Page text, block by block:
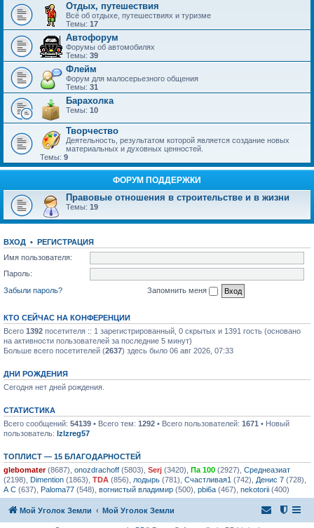
Отдых, путешествия
Всё об отдыхе, путешествиях и туризме
Темы: 17
Автофорум
Форумы об автомобилях
Темы: 39
Флейм
Форум для малосерьезного общения
Темы: 31
Барахолка
Темы: 10
Творчество
Деятельность, результатом которой является создание новых
материальных и духовных ценностей.
Темы: 9
ФОРУМ ПОДДЕРЖКИ
Правовые отношения в строительстве и в жизни
Темы: 19
ВХОД • РЕГИСТРАЦИЯ
Имя пользователя:
Пароль:
Забыли пароль?
Запомнить меня
КТО СЕЙЧАС НА КОНФЕРЕНЦИИ
Всего 1392 посетителя :: 1 зарегистрированный, 0 скрытых и 1391 гость (основано
на активности пользователей за последние 5 минут)
Больше всего посетителей (2637) здесь было 06 авг 2026, 07:33
ДНИ РОЖДЕНИЯ
Сегодня нет дней рождения.
СТАТИСТИКА
Всего сообщений: 54139 • Всего тем: 1292 • Всего пользователей: 1671 • Новый
пользователь: lzlzreg57
ТОПЛИСТ — 15 БЛАГОДАРНОСТЕЙ
glebomater(8687), onozdrachoff (5803), Serj (3420), Па 100 (2927), Среднеазиат
(2198), Dimention (1863), TDA (856), лодырь (781), Счастливая1 (742), Денис 7 (728),
А С (637), Paloma77 (548), вогнистый владимир (500), pbi6a (467), nekotorii (400)
Мой Уголок Земли Мой Уголок Земли